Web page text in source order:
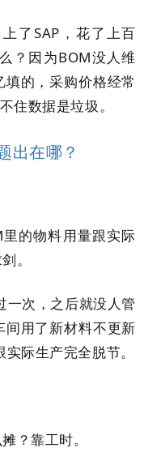
了SAP，花了上百
？因为BOM没人维
的，采购价格经常
住数据是垃圾。
出在哪？
的物料用量跟实际
。
一次，之后就没人管
用了新材料不更新
际生产完全脱节。
？靠工时。